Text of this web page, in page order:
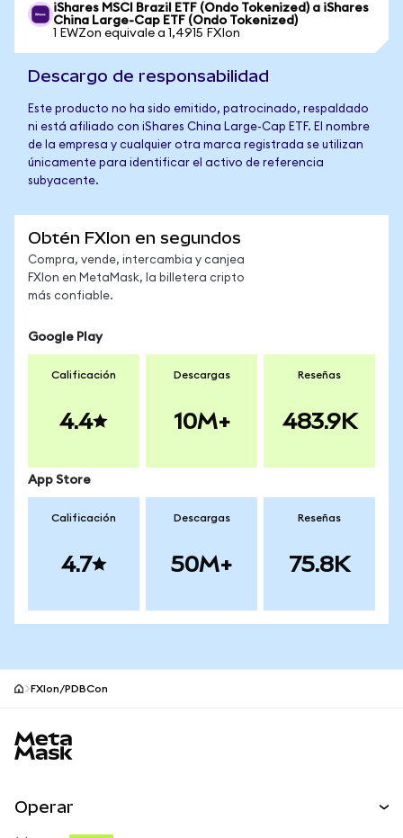
iShares MSCI Brazil ETF (Ondo Tokenized) a iShares
China Large-Cap ETF (Ondo Tokenized)
1 EWZon equivale a 1,4915 FXIon
Descargo de responsabilidad
Este producto no ha sido emitido, patrocinado, respaldado
ni está afiliado con iShares China Large-Cap ETF. El nombre
de la empresa y cualquier otra marca registrada se utilizan
únicamente para identificar el activo de referencia
subyacente.
Obtén FXIon en segundos
Compra, vende, intercambia y canjea
FXIon en MetaMask, la billetera cripto
más confiable.
Google Play
Calificación
4.4
Descargas
10M+
Reseñas
483.9K
App Store
Calificación
4.7
Descargas
50M+
Reseñas
75.8K
FXIon/PDBCon
Operar